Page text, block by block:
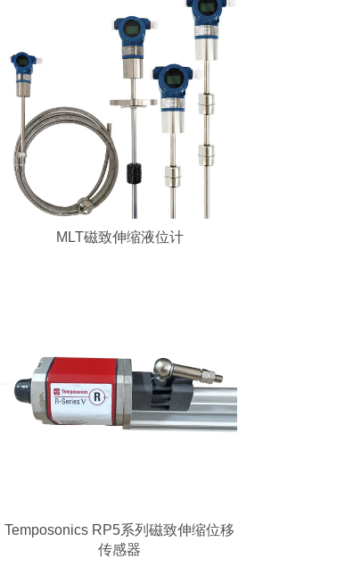
MLT磁致伸缩液位计
Temposonics RP5系列磁致伸缩位移
传感器